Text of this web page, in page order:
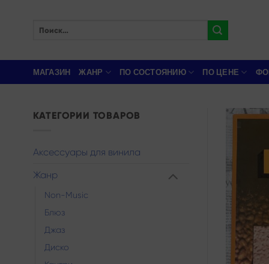
МАГАЗИН ЖАНР ПО СОСТОЯНИЮ ПО ЦЕНЕ
КАТЕГОРИИ ТОВАРОВ
Аксессуары для винила
Жанр
Non-Music
Блюз
Джаз
Диско